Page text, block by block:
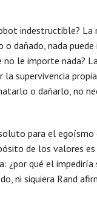
indestructible? La
dañado, nada
le importe nada?
supervivencia
o dañarlo, no
para el egoísmo
de los valores es
¿por qué el
ni siquiera Rand